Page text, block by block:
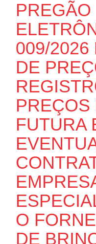
PREGÃO
009/2026
DE
PREÇOS
FUTURA
O
DE